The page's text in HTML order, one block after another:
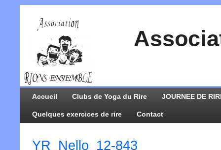
Accueil Clubs de Yoga du Rire JOURNEE DE
Quelques exercices de rire Contact
YR_Nello_12-843